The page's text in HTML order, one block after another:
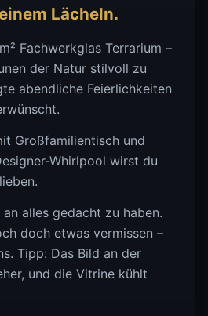
Lächeln.
Fachwerkglas Terrarium –
der Natur stilvoll zu
abendliche Feierlichkeiten
Großfamilientisch und
Whirlpool wirst du
alles gedacht zu haben.
doch etwas vermissen –
Tipp: Das Bild an der
und die Vitrine kühlt